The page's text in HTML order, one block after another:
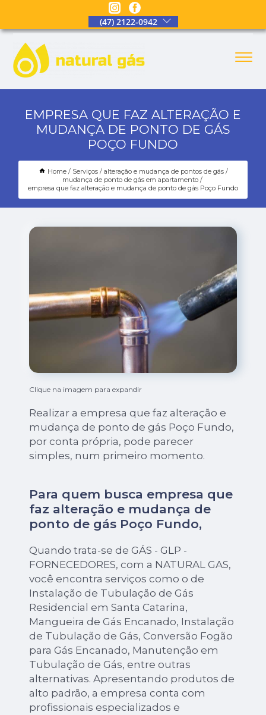
(47) 2122-0942
EMPRESA QUE FAZ ALTERAÇÃO E
MUDANÇA DE PONTO DE GÁS
POÇO FUNDO
Home Serviços
alteração e mudança de pontos de gás
mudança de ponto de gás em apartamento
empresa que faz alteração e mudança de ponto de gás Poço Fundo
Clique na imagem para expandir
Realizar a empresa que faz alteração e
mudança de ponto de gás Poço Fundo,
por conta própria, pode parecer
simples, num primeiro momento.
Para quem busca empresa que
faz alteração e mudança de
ponto de gás Poço Fundo,
Quando trata-se de GÁS - GLP -
FORNECEDORES, com a NATURAL GAS,
você encontra serviços como o de
Instalação de Tubulação de Gás
Residencial em Santa Catarina,
Mangueira de Gás Encanado, Instalação
de Tubulação de Gás, Conversão Fogão
para Gás Encanado, Manutenção em
Tubulação de Gás, entre outras
alternativas. Apresentando produtos de
alto padrão, a empresa conta com
profissionais especializados e